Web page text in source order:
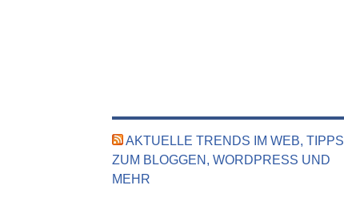
AKTUELLE TRENDS IM WEB, TIPPS
ZUM BLOGGEN, WORDPRESS UND
MEHR